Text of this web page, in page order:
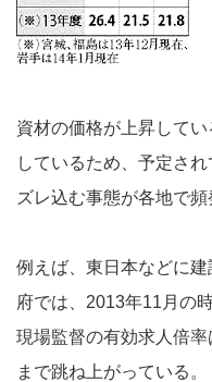
資材の価格が上昇して
しているため、予定さ
ズレ込む事態が各地で頻
例えば、東日本などに
府では、2013年11月の時
現場監督の有効求人倍
まで跳ね上がっている。